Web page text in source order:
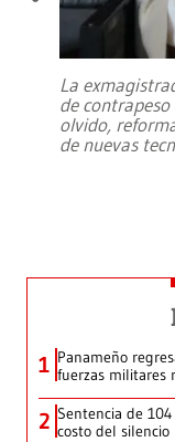
La
de
olvido,
de nuevas
1 Panameño
fuerzas militares
2 Sentencia de
costo del silencio